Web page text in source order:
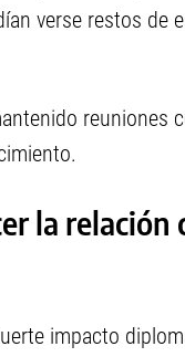
verse restos de
reuniones
la relación
impacto